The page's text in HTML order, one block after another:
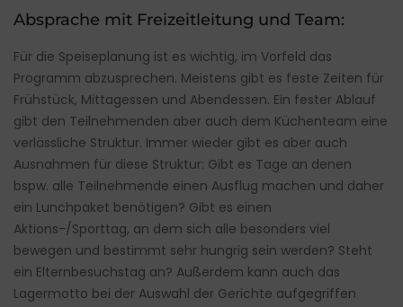
Absprache mit Freizeitleitung und Team:
Für die Speiseplanung ist es wichtig, im Vorfeld das
Programm abzusprechen. Meistens gibt es feste Zeiten für
Frühstück, Mittagessen und Abendessen. Ein fester Ablauf
gibt den Teilnehmenden aber auch dem Küchenteam eine
verlässliche Struktur. Immer wieder gibt es aber auch
Ausnahmen für diese Struktur: Gibt es Tage an denen
bspw. alle Teilnehmende einen Ausflug machen und daher
ein Lunchpaket benötigen? Gibt es einen
Aktions-/Sporttag, an dem sich alle besonders viel
bewegen und bestimmt sehr hungrig sein werden? Steht
ein Elternbesuchstag an? Außerdem kann auch das
Lagermotto bei der Auswahl der Gerichte aufgegriffen